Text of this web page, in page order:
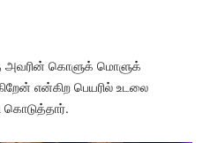
அவரின் கொளுக் மொளுக்
என்கிற பெயரில் உடலை
கொடுத்தார்.